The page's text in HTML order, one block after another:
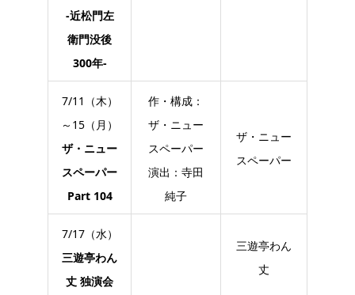
-近松門左
衛門没後
300年-
7/11（木）
～15（月）
ザ・ニュー
スペーパー
Part 104
作・構成：
ザ・ニュー
スペーパー
演出：寺田
純子
ザ・ニュー
スペーパー
7/17（水）
三遊亭わん
丈 独演会
三遊亭わん
丈